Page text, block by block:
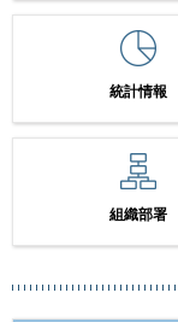
統計情報
組織部署